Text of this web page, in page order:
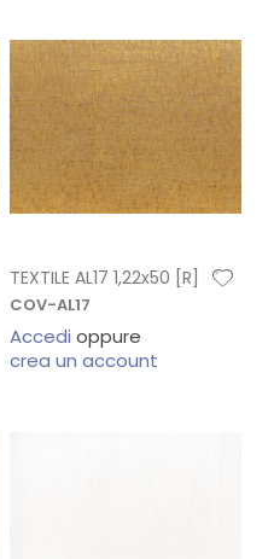
TEXTILE AL17 1,22x50 [R]
COV-AL17
Accedi oppure
crea un account